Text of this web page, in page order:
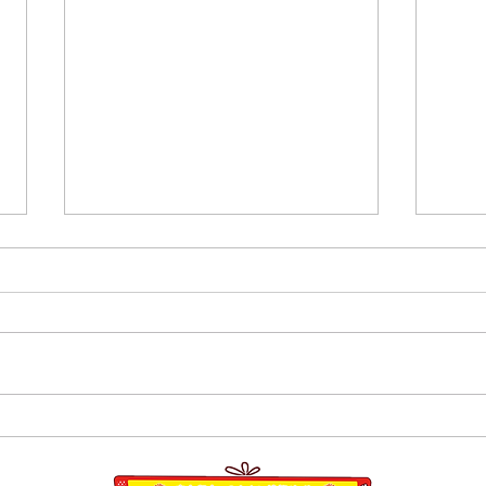
８月１日,２日清瀬駅南口ふ
れあい通り夏祭り
7月